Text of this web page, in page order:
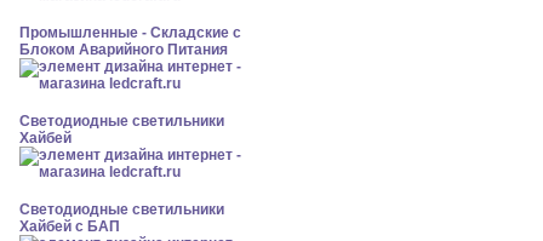
Промышленные - Складские с
Блоком Аварийного Питания
Светодиодные светильники
Хайбей
Светодиодные светильники
Хайбей с БАП